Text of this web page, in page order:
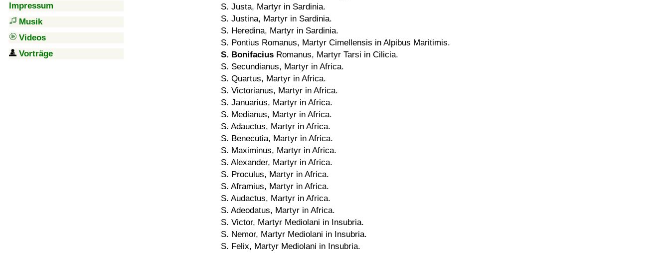
Impressum
Musik
Videos
Vorträge
S. Justa, Martyr in Sardinia.
S. Justina, Martyr in Sardinia.
S. Heredina, Martyr in Sardinia.
S. Pontius Romanus, Martyr Cimellensis in Alpibus Maritimis.
S. Bonifacius Romanus, Martyr Tarsi in Cilicia.
S. Secundianus, Martyr in Africa.
S. Quartus, Martyr in Africa.
S. Victorianus, Martyr in Africa.
S. Januarius, Martyr in Africa.
S. Medianus, Martyr in Africa.
S. Adauctus, Martyr in Africa.
S. Benecutia, Martyr in Africa.
S. Maximinus, Martyr in Africa.
S. Alexander, Martyr in Africa.
S. Proculus, Martyr in Africa.
S. Aframius, Martyr in Africa.
S. Audactus, Martyr in Africa.
S. Adeodatus, Martyr in Africa.
S. Victor, Martyr Mediolani in Insubria.
S. Nemor, Martyr Mediolani in Insubria.
S. Felix, Martyr Mediolani in Insubria.